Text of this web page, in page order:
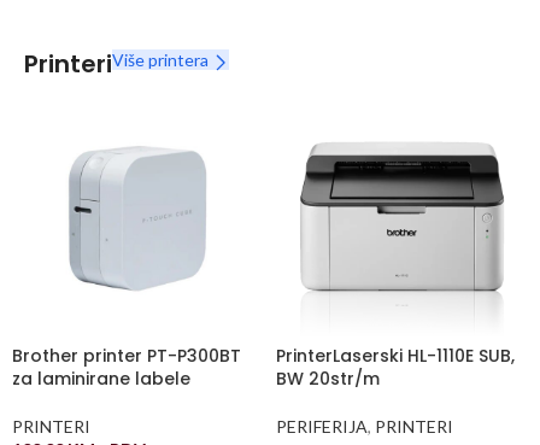
PrinteriViše printera
Brother printer PT-P300BT
za laminirane labele
PRINTERI
PrinterLaserski HL-1110E SUB,
BW 20str/m
PERIFERIJA, PRINTERI